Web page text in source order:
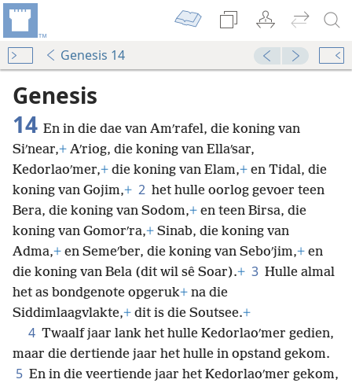
Genesis 14
Genesis
14 En in die dae van Amʹrafel, die koning van
Siʹnear,+ Aʹriog, die koning van Ellaʹsar,
Kedorlaoʹmer,+ die koning van Elam,+ en Tidal, die
koning van Gojim,+ 2 het hulle oorlog gevoer teen
Bera, die koning van Sodom,+ en teen Birsa, die
koning van Gomorʹra,+ Sinab, die koning van
Adma,+ en Semeʹber, die koning van Seboʹjim,+ en
die koning van Bela (dit wil sê Soar).+ 3 Hulle almal
het as bondgenote opgeruk+ na die
Siddimlaagvlakte,+ dit is die Soutsee.+
4 Twaalf jaar lank het hulle Kedorlaoʹmer gedien,
maar die dertiende jaar het hulle in opstand gekom.
5 En in die veertiende jaar het Kedorlaoʹmer gekom,